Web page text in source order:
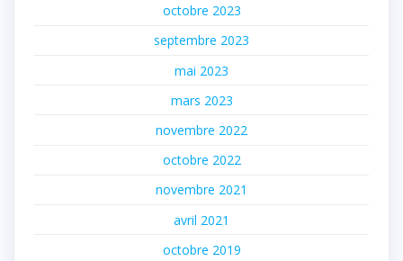
octobre 2023
septembre 2023
mai 2023
mars 2023
novembre 2022
octobre 2022
novembre 2021
avril 2021
octobre 2019